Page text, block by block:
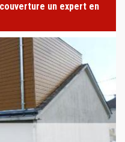
un expert en